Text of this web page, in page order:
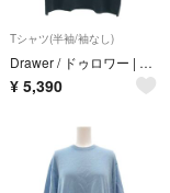
Tシャツ(半袖/袖なし)
Drawer / ドゥロワー | コットン 天竺 スクエア Tシャツ カットソー | 1 | ダークネイビー | レディース
¥ 5,390